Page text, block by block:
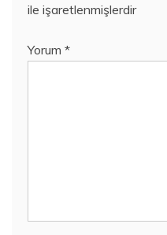
ile işaretlenmişlerdir
Yorum *